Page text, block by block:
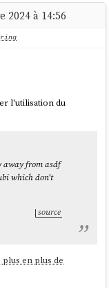
Recoil alors que
Zustand state
, j'ai eu de grandes
àJotai.
plus simple à
about 30% reduction
de l'écosystème
2024 à 14:56
l'utilisation du
away from asdf
which don't
source
plus en plus de